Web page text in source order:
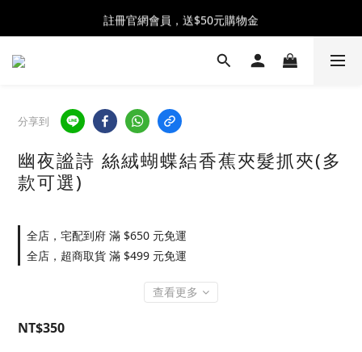
全館消費滿$2300 贈 ♡ 奶油泡芙化妝包 ♡
註冊官網會員，送$50元購物金
全館消費滿$2300 贈 ♡ 奶油泡芙化妝包 ♡
分享到
幽夜謐詩 絲絨蝴蝶結香蕉夾髮抓夾(多
款可選)
全店，宅配到府 滿 $650 元免運
全店，超商取貨 滿 $499 元免運
查看更多
NT$350